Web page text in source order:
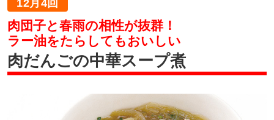
12月4回
肉団子と春雨の相性が抜群！
ラー油をたらしてもおいしい
肉だんごの中華スープ煮